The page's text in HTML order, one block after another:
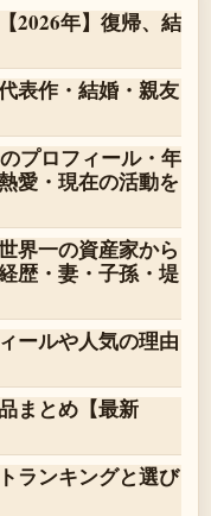
2026年】復帰、結
表作・結婚・親友
プロフィール・年
愛・現在の活動を
界一の資産家から
歴・妻・子孫・堤
ールや人気の理由
まとめ【最新
ランキングと選び